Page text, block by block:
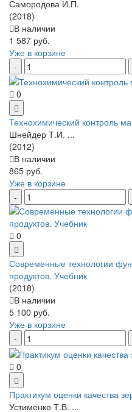
Самородова И.П.
(2018)
В наличии
1 587 руб.
Уже в корзине
0
Технохимический контроль
Шнейдер Т.И. ...
(2012)
В наличии
865 руб.
Уже в корзине
0
Современные технологии
продуктов. Учебник
(2018)
В наличии
5 100 руб.
Уже в корзине
0
Практикум оценки качества
Устименко Т.В. ...